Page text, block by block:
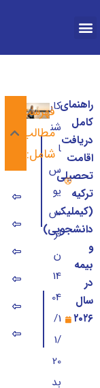
راهنمای
کامل
دریافت
اقامت
تحصیلی
ترکیه
(کیملیک
دانشجویی)
و
بیمه
در
سال
۲۰۲۶
کار
شن
ا
س
یو
س
لر
ن
14
04
/1
1/
20
بد
فهرست
مطالب
شامل: